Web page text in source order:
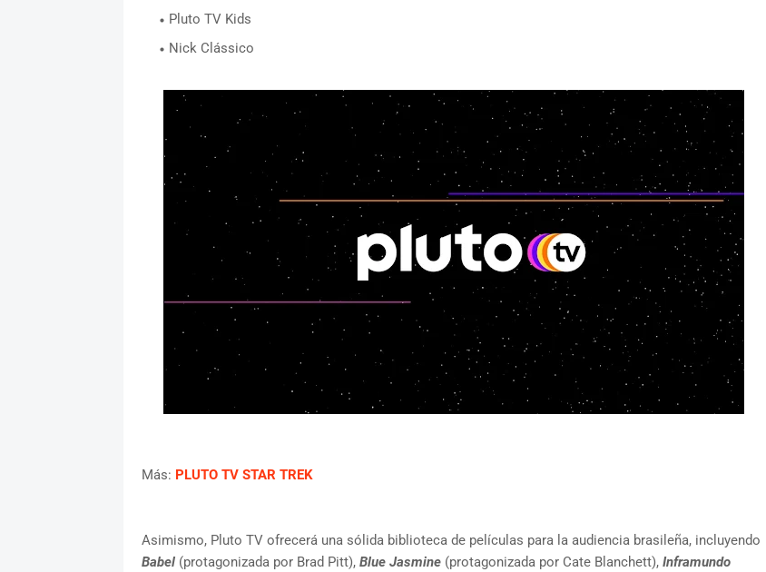
Pluto TV Kids
Nick Clássico
Más: PLUTO TV STAR TREK
Asimismo, Pluto TV ofrecerá una sólida biblioteca de películas para la audiencia brasileña, incluyendo
Babel(protagonizada por Brad Pitt), Blue Jasmine(protagonizada por Cate Blanchett), Inframundo